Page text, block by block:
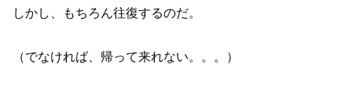
しかし、もちろん往復するのだ。
（でなければ、帰って来れない。。。）